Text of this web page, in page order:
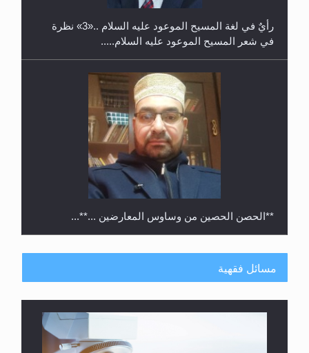
رأيٌ في لغة المسيح الموعود عليه السلام ..«3» نظرة
في شعر المسيح الموعود عليه السلام.....
**الحصن الحصين من وساوس المعارضين ...**...
مسائل فقهية